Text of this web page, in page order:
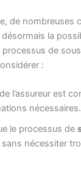
de nombreuses
la
processus de
:
l’assureur est
nécessaires.
le processus de
nécessiter